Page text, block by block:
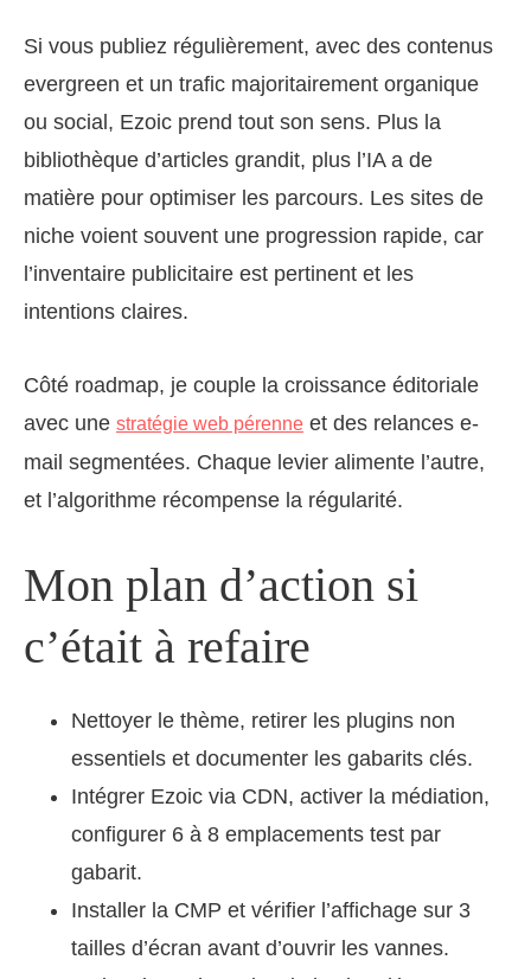
Si vous publiez régulièrement, avec des contenus
evergreen et un trafic majoritairement organique
ou social, Ezoic prend tout son sens. Plus la
bibliothèque d’articles grandit, plus l’IA a de
matière pour optimiser les parcours. Les sites de
niche voient souvent une progression rapide, car
l’inventaire publicitaire est pertinent et les
intentions claires.
Côté roadmap, je couple la croissance éditoriale
avec une stratégie web pérenne et des relances e-
mail segmentées. Chaque levier alimente l’autre,
et l’algorithme récompense la régularité.
Mon plan d’action si
c’était à refaire
Nettoyer le thème, retirer les plugins non
essentiels et documenter les gabarits clés.
Intégrer Ezoic via CDN, activer la médiation,
configurer 6 à 8 emplacements test par
gabarit.
Installer la CMP et vérifier l’affichage sur 3
tailles d’écran avant d’ouvrir les vannes.